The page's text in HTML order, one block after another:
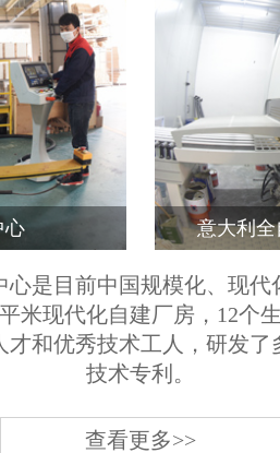
心 意大利
心是目前中国规模化、现代
米现代化自建厂房，12个
才和优秀技术工人，研发了
技术专利。
查看更多>>